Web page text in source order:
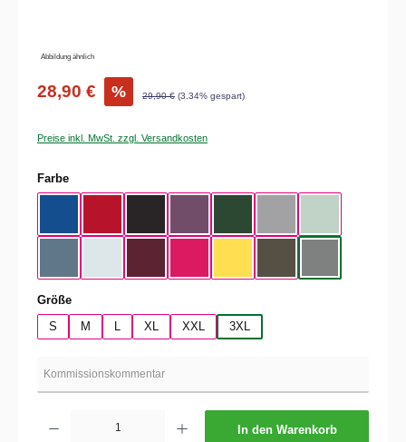
Abbildung ähnlich
28,90 € % 29,90 € (3.34% gespart)
Preise inkl. MwSt. zzgl. Versandkosten
Farbeauswählen
Größeauswählen
S
M XL XXL 3XL
In den Warenkorb